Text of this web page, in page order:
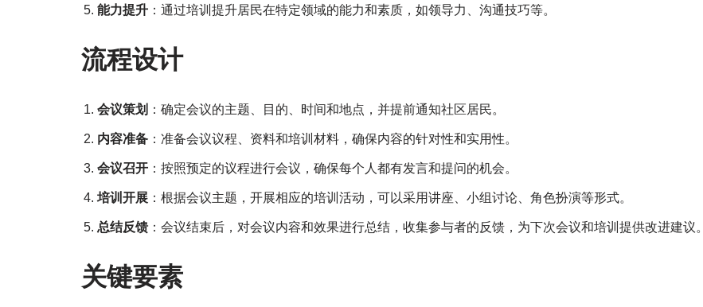
能力提升 ：通过培训提升居民在特定领域的能力和素质，如领导力、沟通技巧等。
流程设计
会议策划 ：确定会议的主题、目的、时间和地点，并提前通知社区居民。
内容准备 ：准备会议议程、资料和培训材料，确保内容的针对性和实用性。
会议召开 ：按照预定的议程进行会议，确保每个人都有发言和提问的机会。
培训开展 ：根据会议主题，开展相应的培训活动，可以采用讲座、小组讨论、角色扮演等形式。
总结反馈 ：会议结束后，对会议内容和效果进行总结，收集参与者的反馈，为下次会议和培训提供改进建议。
关键要素